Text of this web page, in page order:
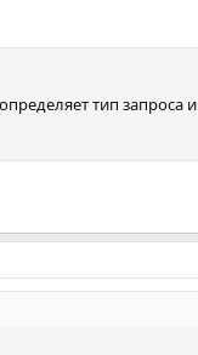
тип запроса